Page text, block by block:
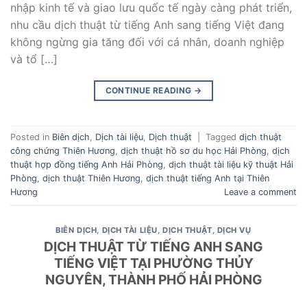
nhập kinh tế và giao lưu quốc tế ngày càng phát triển,
nhu cầu dịch thuật từ tiếng Anh sang tiếng Việt đang
không ngừng gia tăng đối với cá nhân, doanh nghiệp
và tổ […]
CONTINUE READING →
Posted in Biên dịch, Dịch tài liệu, Dịch thuật Tagged dịch thuật
công chứng Thiên Hương, dịch thuật hồ sơ du học Hải Phòng, dịch
thuật hợp đồng tiếng Anh Hải Phòng, dịch thuật tài liệu kỹ thuật Hải
Phòng, dịch thuật Thiên Hương, dịch thuật tiếng Anh tại Thiên
Hương
Leave a comment
BIÊN DỊCH, DỊCH TÀI LIỆU, DỊCH THUẬT, DỊCH VỤ
DỊCH THUẬT TỪ TIẾNG ANH SANG
TIẾNG VIỆT TẠI PHƯỜNG THỦY
NGUYÊN, THÀNH PHỐ HẢI PHÒNG